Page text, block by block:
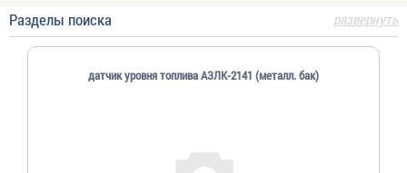
развернуть
Разделы поиска
датчик уровня топлива АЗЛК-2141 (металл. бак)